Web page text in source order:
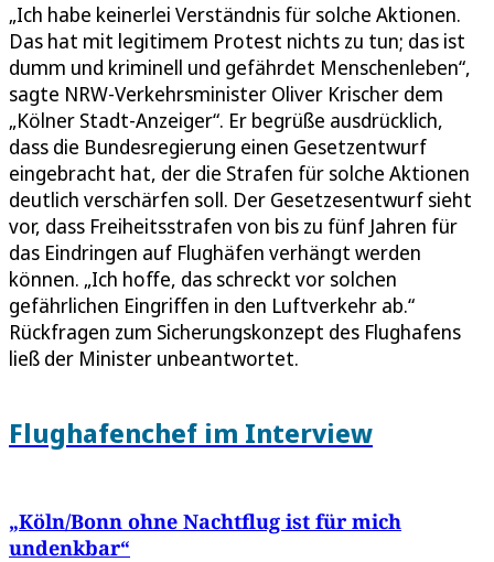
„Ich habe keinerlei Verständnis für solche Aktionen.
Das hat mit legitimem Protest nichts zu tun; das ist
dumm und kriminell und gefährdet Menschenleben“,
sagte NRW-Verkehrsminister Oliver Krischer dem
„Kölner Stadt-Anzeiger“. Er begrüße ausdrücklich,
dass die Bundesregierung einen Gesetzentwurf
eingebracht hat, der die Strafen für solche Aktionen
deutlich verschärfen soll. Der Gesetzesentwurf sieht
vor, dass Freiheitsstrafen von bis zu fünf Jahren für
das Eindringen auf Flughäfen verhängt werden
können. „Ich hoffe, das schreckt vor solchen
gefährlichen Eingriffen in den Luftverkehr ab.“
Rückfragen zum Sicherungskonzept des Flughafens
ließ der Minister unbeantwortet.
Flughafenchef im Interview
„Köln/Bonn ohne Nachtflug ist für mich
undenkbar“